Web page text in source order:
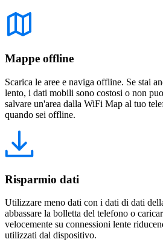
Mappe offline
Scarica le aree e naviga offline. Se stai
lento, i dati mobili sono costosi o non
salvare un'area dalla WiFi Map al tuo
quando sei offline.
Risparmio dati
Utilizzare meno dati con i dati di dati
abbassare la bolletta del telefono o
velocemente su connessioni lente
utilizzati dal dispositivo.